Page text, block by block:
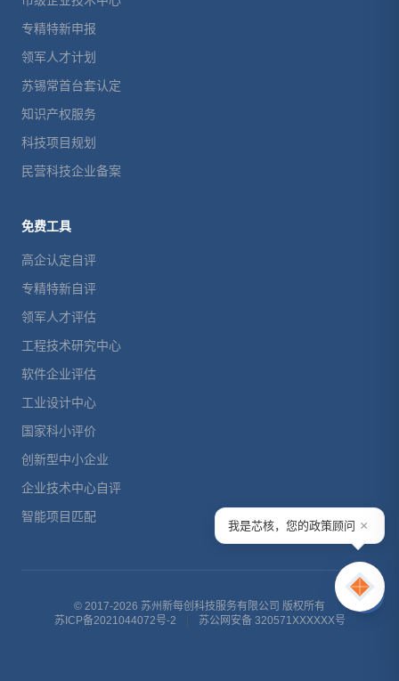
专精特新申报
领军人才计划
苏锡常首台套认定
知识产权服务
科技项目规划
民营科技企业备案
免费工具
高企认定自评
专精特新自评
领军人才评估
工程技术研究中心
软件企业评估
工业设计中心
国家科小评价
创新型中小企业
企业技术中心自评
智能项目匹配
© 2017-2026 苏州新每创科技服务有限公司 版权所有
苏ICP备2021044072号-2
苏公网安备 320571XXXXXX号
我是芯核，您的政策顾问 ×